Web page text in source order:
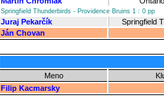
Springfield Thunderbirds - Providence Bruins 1 : 0 pp
Juraj Pekarčík
Springfield
Ján Chovan
Meno
Filip Kacmarsky